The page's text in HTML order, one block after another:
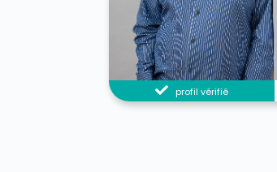
profil vérifié